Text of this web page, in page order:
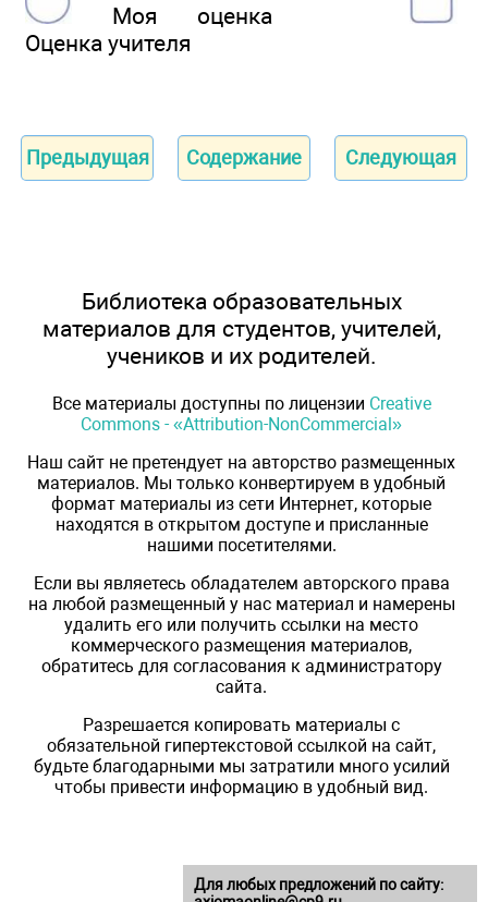
Моя оценка
Оценка учителя
Предыдущая Содержание Следующая
Библиотека образовательных
материалов для студентов, учителей,
учеников и их родителей.
Все материалы доступны по лицензии Creative
Commons - «Attribution-NonCommercial»
Наш сайт не претендует на авторство размещенных
материалов. Мы только конвертируем в удобный
формат материалы из сети Интернет, которые
находятся в открытом доступе и присланные
нашими посетителями.
Если вы являетесь обладателем авторского права
на любой размещенный у нас материал и намерены
удалить его или получить ссылки на место
коммерческого размещения материалов,
обратитесь для согласования к администратору
сайта.
Разрешается копировать материалы с
обязательной гипертекстовой ссылкой на сайт,
будьте благодарными мы затратили много усилий
чтобы привести информацию в удобный вид.
Для любых предложений по сайту: